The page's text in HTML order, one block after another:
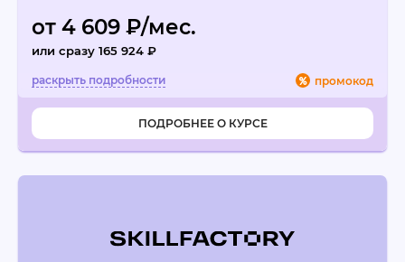
от 4 609 ₽/мес.
или сразу 165 924 ₽
промокод
ПОДРОБНЕЕ О КУРСЕ